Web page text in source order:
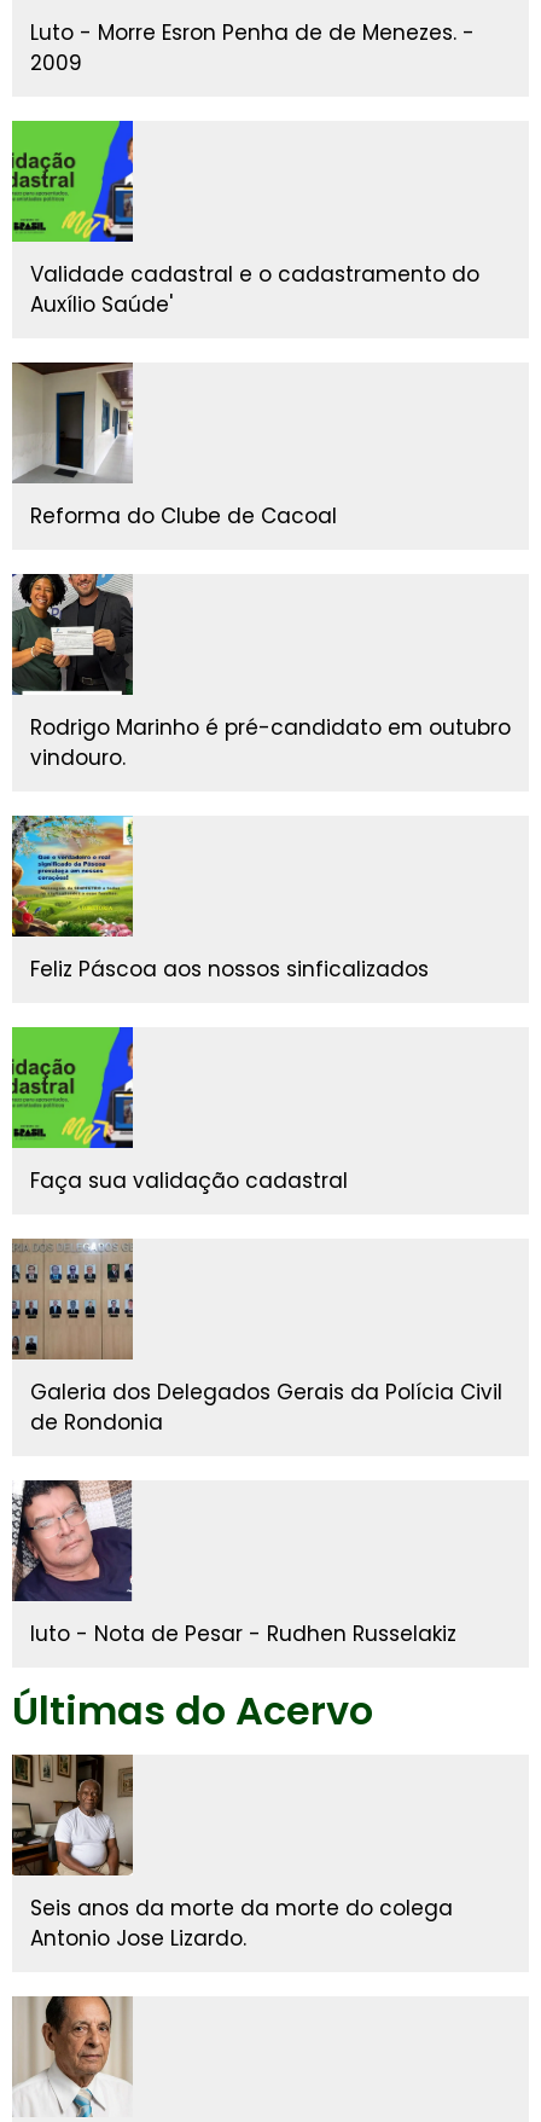
Luto - Morre Esron Penha de de Menezes. -
2009
Validade cadastral e o cadastramento do
Auxílio Saúde'
Reforma do Clube de Cacoal
Rodrigo Marinho é pré-candidato em outubro
vindouro.
Feliz Páscoa aos nossos sinficalizados
Faça sua validação cadastral
Galeria dos Delegados Gerais da Polícia Civil
de Rondonia
luto - Nota de Pesar - Rudhen Russelakiz
Últimas do Acervo
Seis anos da morte da morte do colega
Antonio Jose Lizardo.